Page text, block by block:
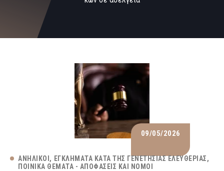
09/05/2026
ΑΝΉΛΙΚΟΙ
ΕΓΚΛΉΜΑΤΑ ΚΑΤΆ ΤΗΣ ΓΕΝΕΤΉΣΙΑΣ ΕΛΕΥΘΕΡΊΑΣ
ΠΟΙΝΙΚΆ ΘΈΜΑΤΑ - ΑΠΟΦΆΣΕΙΣ ΚΑΙ ΝΌΜΟΙ